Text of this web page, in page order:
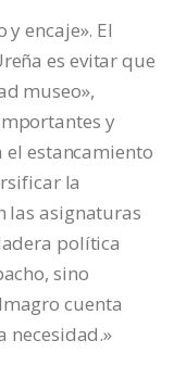
encaje». El
es evitar que
museo»,
y
el estancamiento
la
las asignaturas
política
sino
cuenta
necesidad.»